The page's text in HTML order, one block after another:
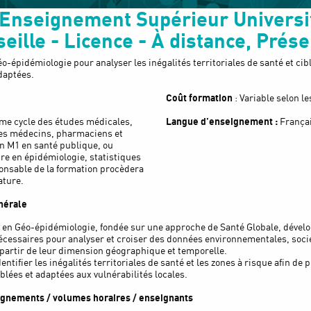
Supérieur
- Licence - À distance,
épidémiologie pour analyser les inégalités territoriales de santé et
cycle des études médicales,
médecins, pharmaciens et
en santé publique, ou
en épidémiologie, statistiques
de la formation procèdera
Coût formation : Variable selon
Langue d’enseignement :
Géo-épidémiologie, fondée sur une approche de Santé Globale,
pour analyser et croiser des données environnementales,
de leur dimension géographique et temporelle.
les inégalités territoriales de santé et les zones à risque afin de
et adaptées aux vulnérabilités locales.
/ volumes horaires / enseignants